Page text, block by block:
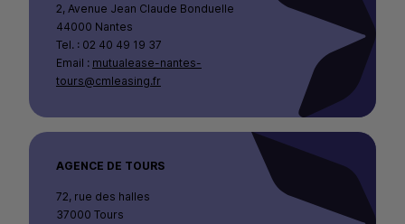
2, Avenue Jean Claude Bonduelle
44000 Nantes
Tel. : 02 40 49 19 37
Email : mutualease-nantes-
tours@cmleasing.fr
AGENCE DE TOURS
72, rue des halles
37000 Tours